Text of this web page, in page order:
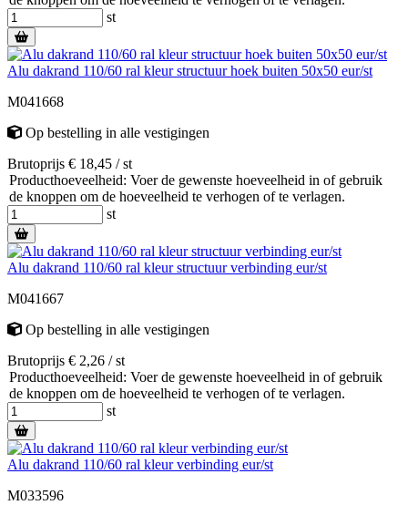
st
Alu dakrand 110/60 ral kleur structuur hoek buiten 50x50 eur/st
M041668
Op bestelling in alle vestigingen
Brutoprijs € 18,45 / st
Producthoeveelheid: Voer de gewenste hoeveelheid in of gebruik
de knoppen om de hoeveelheid te verhogen of te verlagen.
st
Alu dakrand 110/60 ral kleur structuur verbinding eur/st
M041667
Op bestelling in alle vestigingen
Brutoprijs € 2,26 / st
Producthoeveelheid: Voer de gewenste hoeveelheid in of gebruik
de knoppen om de hoeveelheid te verhogen of te verlagen.
st
Alu dakrand 110/60 ral kleur verbinding eur/st
M033596